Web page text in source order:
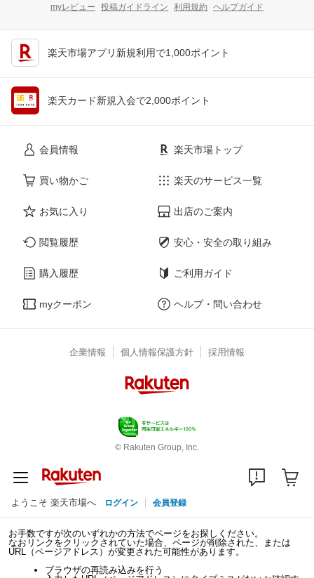
myレビュー 投稿ガイドライン 利用規約 ヘルプガイド
楽天市場アプリ新規利用で1,000ポイント
楽天カード新規入会で2,000ポイント
会員情報
買い物かご
お気に入り
閲覧履歴
購入履歴
myクーポン
楽天市場トップ
楽天のサービス一覧
出店のご案内
安心・安全の取り組み
ご利用ガイド
ヘルプ・問い合わせ
企業情報 個人情報保護方針 採用情報
© Rakuten Group, Inc.
ようこそ 楽天市場へ ログイン 会員登録
お手数ですが次のいずれかの方法でページをお探しください。
なおリンクをクリックされていた場合、ページが削除された、または
URL（ページアドレス）が変更された可能性があります。
ブラウザの再読み込みを行う